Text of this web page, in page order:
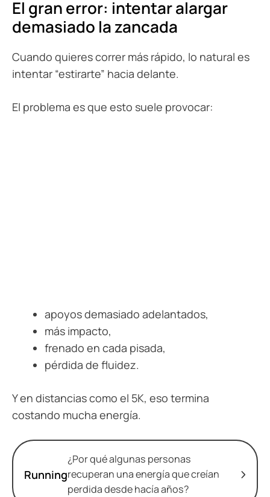
El gran error: intentar alargar
demasiado la zancada
Cuando quieres correr más rápido, lo natural es
intentar “estirarte” hacia delante.
El problema es que esto suele provocar:
apoyos demasiado adelantados,
más impacto,
frenado en cada pisada,
pérdida de fluidez.
Y en distancias como el 5K, eso termina
costando mucha energía.
Running
¿Por qué algunas personas
recuperan una energía que creían
perdida desde hacía años?